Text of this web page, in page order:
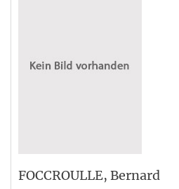
FOCCROULLE, Bernard